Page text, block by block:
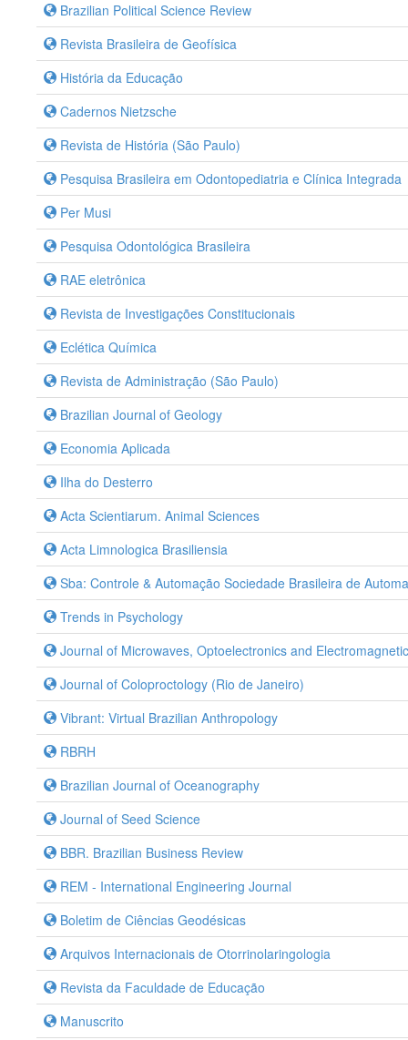
Brazilian Political Science Review
Revista Brasileira de Geofísica
História da Educação
Cadernos Nietzsche
Revista de História (São Paulo)
Pesquisa Brasileira em Odontopediatria e Clínica Integrada
Per Musi
Pesquisa Odontológica Brasileira
RAE eletrônica
Revista de Investigações Constitucionais
Eclética Química
Revista de Administração (São Paulo)
Brazilian Journal of Geology
Economia Aplicada
Ilha do Desterro
Acta Scientiarum. Animal Sciences
Acta Limnologica Brasiliensia
Sba: Controle & Automação Sociedade Brasileira de
Trends in Psychology
Journal of Microwaves, Optoelectronics and
Journal of Coloproctology (Rio de Janeiro)
Vibrant: Virtual Brazilian Anthropology
RBRH
Brazilian Journal of Oceanography
Journal of Seed Science
BBR. Brazilian Business Review
REM - International Engineering Journal
Boletim de Ciências Geodésicas
Arquivos Internacionais de Otorrinolaringologia
Revista da Faculdade de Educação
Manuscrito